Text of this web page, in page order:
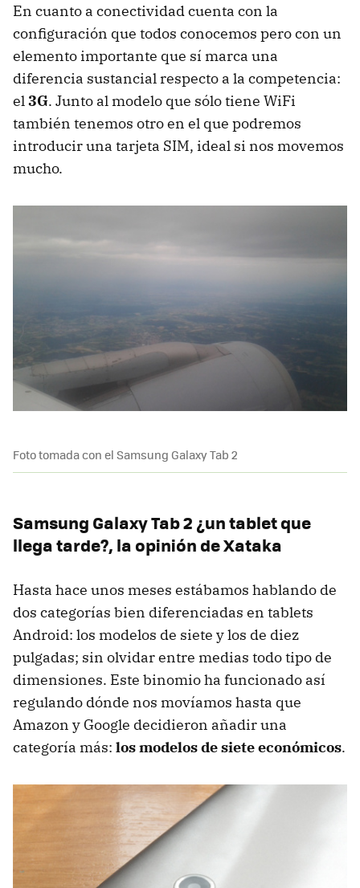
En cuanto a conectividad cuenta con la
configuración que todos conocemos pero con un
elemento importante que sí marca una
diferencia sustancial respecto a la competencia:
el3G. Junto al modelo que sólo tiene WiFi
también tenemos otro en el que podremos
introducir una tarjeta SIM, ideal si nos movemos
mucho.
Foto tomada con el Samsung Galaxy Tab 2
Samsung Galaxy Tab 2 ¿un tablet que
llega tarde?, la opinión de Xataka
Hasta hace unos meses estábamos hablando de
dos categorías bien diferenciadas en tablets
Android: los modelos de siete y los de diez
pulgadas; sin olvidar entre medias todo tipo de
dimensiones. Este binomio ha funcionado así
regulando dónde nos movíamos hasta que
Amazon y Google decidieron añadir una
categoría más: los modelos de siete económicos.